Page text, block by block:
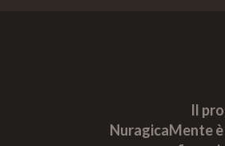
Il
NuragicaMente